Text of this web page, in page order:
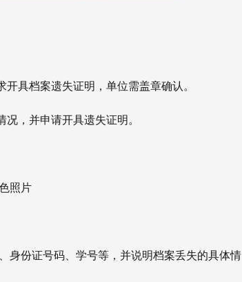
具档案遗失证明，单位需盖章确认。
，并申请开具遗失证明。
照片
身份证号码、学号等，并说明档案丢失的具体情